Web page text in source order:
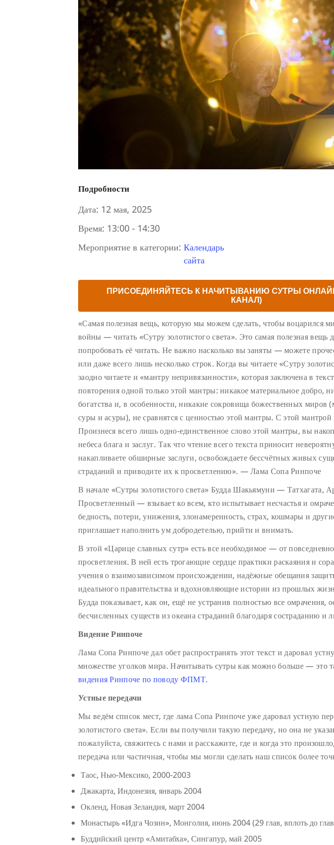
Подробности
Дата: 12 мая, 2025
Время: 13:00 - 14:30
Мероприятие в категории: Календарь
сайта
ПРИСОЕДИНЯЙТЕСЬ К НАЧИТЫВАНИЮ СУТРЫ
КАНАЛ)
«Самая полезная вещь, которую мы можем сделать, чтобы воцарился
войны — читать «Сутру золотистого света». Это самая полезная вещь
попробовать её читать. Не важно насколько вы заняты — можете
или даже всего лишь несколько строк. Когда вы читаете «Сутру
заодно читаете и «мантру непривязанности», которая заключена в
повторения одной только этой мантры: никакое материальное добро,
богатства и, в особенности, никакие сокровища божественных миров
суры и асуры), не сравнятся с ценностью этой мантры. С этой мантрой
Произнеся всего лишь одно-единственное слово этой мантры, вы
небеса блага и заслуг. Так что чтение всего текста приносит
накапливаете обширные заслуги, освобождаете бессчётных живых
страданий и приводите их к просветлению». — Лама Сопа Ринпоче
В начале «Сутры золотистого света» Будда Шакьямуни — Татхагата,
Просветленный — взывает ко всем, кто испытывает несчастья и
бедность, потери, унижения, злонамеренность, страх, кошмары и
приглашает наполнить ум добродетелью, прийти и внимать.
В этой «Царице славных сутр» есть все необходимое — от
просветления. В ней есть трогающие сердце практики раскаяния и
учения о взаимозависимом происхождении, надёжные обещания
идеального правительства и вдохновляющие истории из прошлых
Будда показывает, как он, ещё не устранив полностью все омрачения,
бесчисленных существ из океана страданий благодаря состраданию и
Видение Ринпоче
Лама Сопа Ринпоче дал обет распространять этот текст и даровал
множестве уголков мира. Начитывать сутры как можно больше — это
видения Ринпоче по поводу ФПМТ.
Устные передачи
Мы ведём список мест, где лама Сопа Ринпоче уже даровал устную
золотистого света». Если вы получили такую передачу, но она не
пожалуйста, свяжитесь с нами и расскажите, где и когда это
передача или частичная, чтобы мы могли сделать наш список более
Таос, Нью-Мексико, 2000-2003
Джакарта, Индонезия, январь 2004
Окленд, Новая Зеландия, март 2004
Монастырь «Идга Чозин», Монголия, июнь 2004 (29 глав, вплоть до
Буддийский центр «Амитабха», Сингапур, май 2005